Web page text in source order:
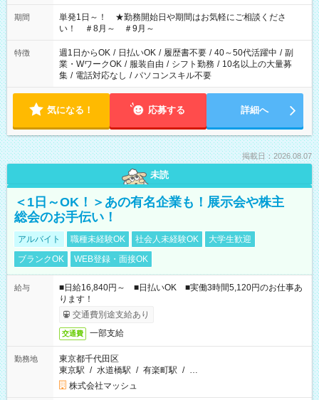
ださい！
期間
単発1日～！ ★勤務開始日や期間はお気軽にご相談くださ
い！ ＃8月～ ＃9月～
特徴 週1日からOK / 日払いOK / 履歴書不要 / 40～50代活躍中 / 副
業・WワークOK / 服装自由 / シフト勤務 / 10名以上の大量募
集 / 電話対応なし / パソコンスキル不要
気になる！ 応募する 詳細へ
掲載日：2026.08.07
未読
＜1日～OK！＞あの有名企業も！展示会や株主
総会のお手伝い！
アルバイト 職種未経験OK 社会人未経験OK
大学生歓迎
ブランクOK
WEB登録・面接OK
給与
■日給16,840円～ ■日払いOK ■実働3時間5,120円のお仕事あ
ります！
交通費別途支給あり
交通費 一部支給
勤務地
東京都千代田区
東京駅 / 水道橋駅 / 有楽町駅 / …
株式会社マッシュ